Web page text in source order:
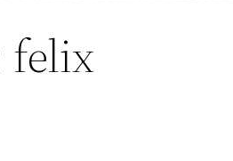
felix